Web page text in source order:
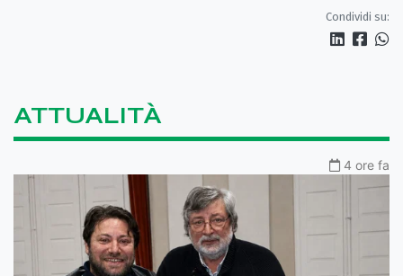
Condividi su:
ATTUALITÀ
4 ore fa